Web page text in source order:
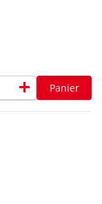
add Panier